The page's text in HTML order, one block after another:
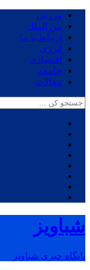
ورزش
بین الملل
ارتباط با ما
انرژی
اقتصادی
جامعه
مقالات
شباویز
پایگاه خبری شباویز